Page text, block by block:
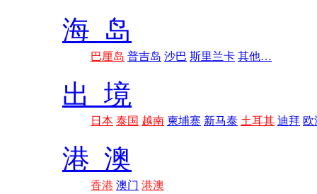
海 岛
巴厘岛 普吉岛 沙巴 斯里兰卡 其他…
出 境
日本 泰国 越南 柬埔寨 新马泰 土耳其 迪拜 欧
港 澳
香港 澳门 港澳